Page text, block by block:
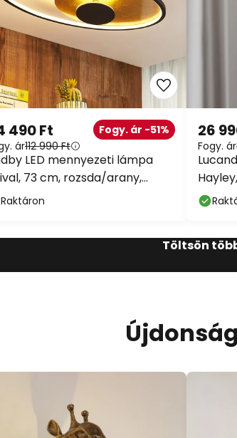
490 Ft
ár112 990 Ft
Fogy. ár -51%
LED mennyezeti lámpa
73 cm, rozsda/arany,
Raktáron
26
Fogy. ár
Töltsön